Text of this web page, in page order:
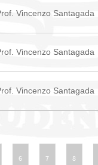
Vincenzo Santagada
Vincenzo Santagada
Vincenzo Santagada
6 7 8